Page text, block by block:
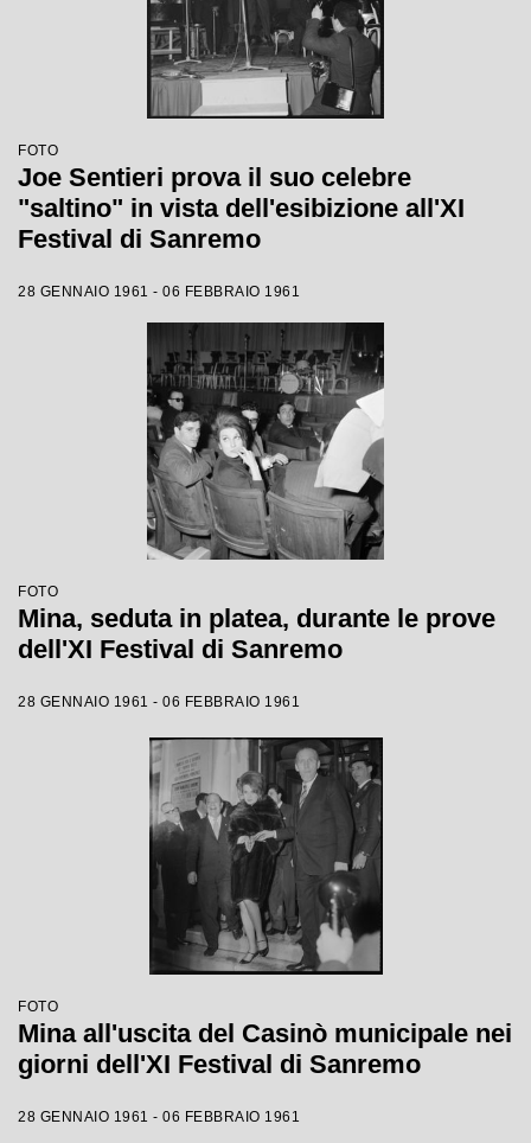
FOTO
Joe Sentieri prova il suo celebre
"saltino" in vista dell'esibizione all'XI
Festival di Sanremo
28 GENNAIO 1961 - 06 FEBBRAIO 1961
FOTO
Mina, seduta in platea, durante le prove
dell'XI Festival di Sanremo
28 GENNAIO 1961 - 06 FEBBRAIO 1961
FOTO
Mina all'uscita del Casinò municipale nei
giorni dell'XI Festival di Sanremo
28 GENNAIO 1961 - 06 FEBBRAIO 1961